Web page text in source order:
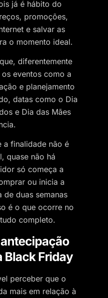
já é hábito do
promoções,
e salvar as
o momento ideal.
diferentemente
eventos como a
e planejamento
datas como o Dia
e Dia das Mães
a finalidade não é
quase não há
só começa a
ou inicia a
duas semanas
é o que ocorre no
completo.
Black Friday
perceber que o
mais em relação à